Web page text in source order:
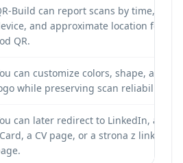
Build can report scans by time,
and approximate location for the
QR.
can customize colors, shape, and
while preserving scan reliability.
can later redirect to LinkedIn, a
a CV page, or a strona z linkami